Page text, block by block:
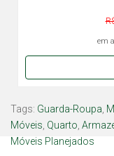
em
Tags: Guarda-Roupa
Móveis Quarto
Móveis Planejados